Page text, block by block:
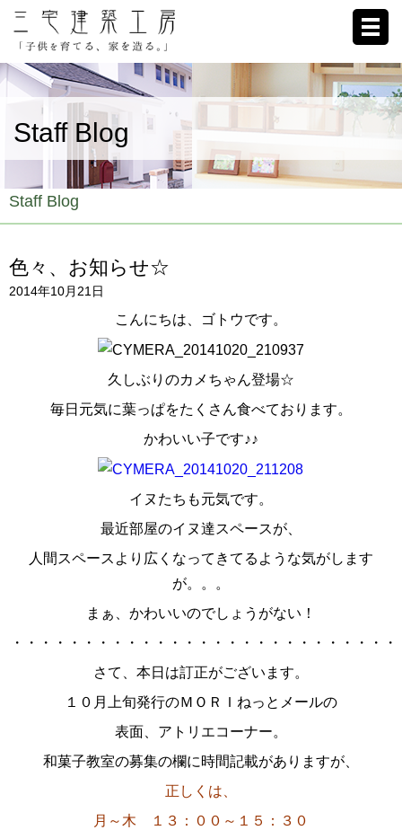
ホーム
家への想い
施工例
ブログ
リクルート
お客様の声
スタッフ紹介
Staff Blog
Staff Blog
色々、お知らせ☆
2014年10月21日
こんにちは、ゴトウです。
久しぶりのカメちゃん登場☆
毎日元気に葉っぱをたくさん食べております。
かわいい子です♪♪
イヌたちも元気です。
最近部屋のイヌ達スペースが、
人間スペースより広くなってきてるような気がします
が。。。
まぁ、かわいいのでしょうがない！
・・・・・・・・・・・・・・・・・・・・・・・・・・
さて、本日は訂正がございます。
１０月上旬発行のＭＯＲＩねっとメールの
表面、アトリエコーナー。
和菓子教室の募集の欄に時間記載がありますが、
正しくは、
月～木 １３：００～１５：３０